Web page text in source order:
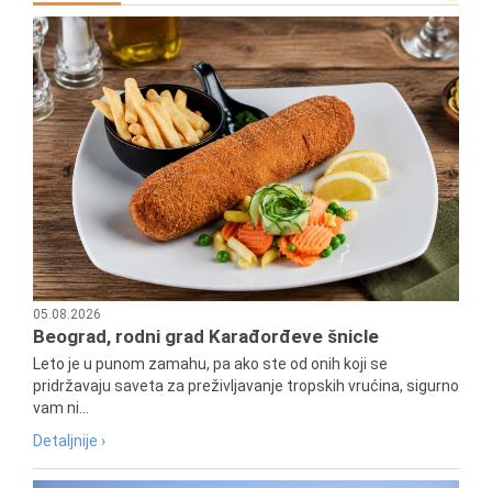
05.08.2026
Beograd, rodni grad Karađorđeve šnicle
Leto je u punom zamahu, pa ako ste od onih koji se
pridržavaju saveta za preživljavanje tropskih vrućina, sigurno
vam ni...
Detaljnije ›